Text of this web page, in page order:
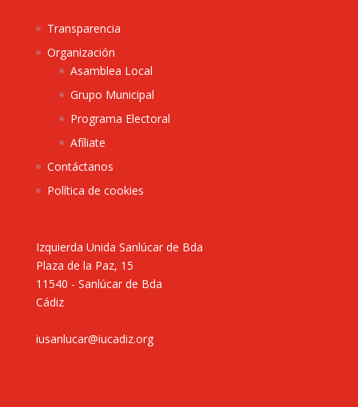
Transparencia
Organización
Asamblea Local
Grupo Municipal
Programa Electoral
Afíliate
Contáctanos
Política de cookies
Izquierda Unida Sanlúcar de Bda
Plaza de la Paz, 15
11540 - Sanlúcar de Bda
Cádiz
iusanlucar@iucadiz.org